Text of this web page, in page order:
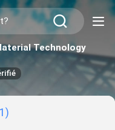
Technology